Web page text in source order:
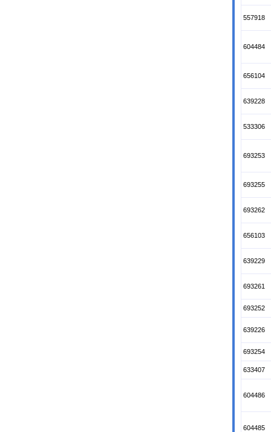
557918
604484
656104
639228
533306
693253
693255
693262
656103
639229
693261
693252
639226
693254
633407
604486
604485